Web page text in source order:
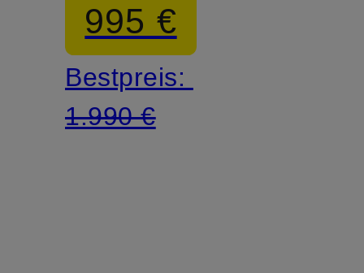
995 €
Bestpreis:
1.990 €